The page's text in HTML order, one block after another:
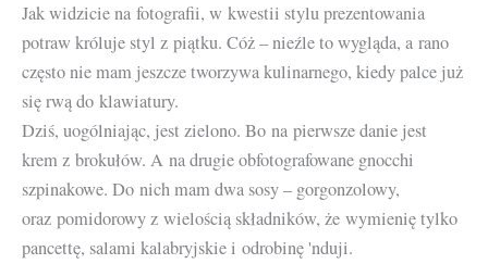
Jak widzicie na fotografii, w kwestii stylu prezentowania
potraw króluje styl z piątku. Cóż – nieźle to wygląda, a rano
często nie mam jeszcze tworzywa kulinarnego, kiedy palce już
się rwą do klawiatury.
Dziś, uogólniając, jest zielono. Bo na pierwsze danie jest
krem z brokułów. A na drugie obfotografowane gnocchi
szpinakowe. Do nich mam dwa sosy – gorgonzolowy,
oraz pomidorowy z wielością składników, że wymienię tylko
pancettę, salami kalabryjskie i odrobinę 'nduji.